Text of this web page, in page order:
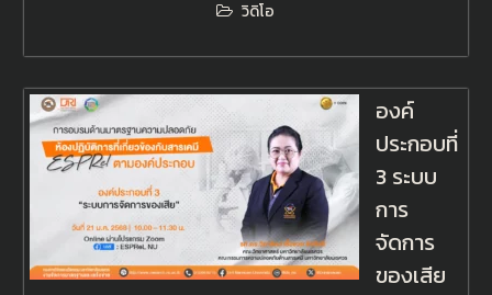
วิดิโอ
องค์
ประกอบที่
3 ระบบ
การ
จัดการ
ของเสีย